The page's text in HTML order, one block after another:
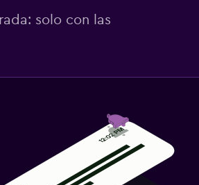
solo con las